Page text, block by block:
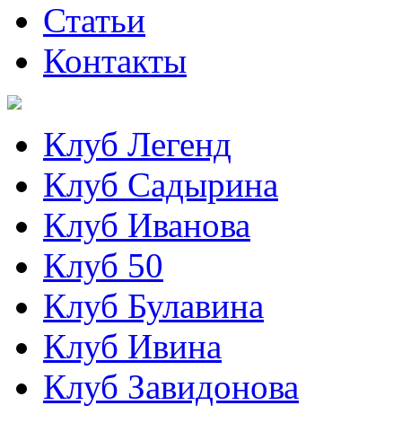
Статьи
Контакты
Клуб Легенд
Клуб Садырина
Клуб Иванова
Клуб 50
Клуб Булавина
Клуб Ивина
Клуб Завидонова